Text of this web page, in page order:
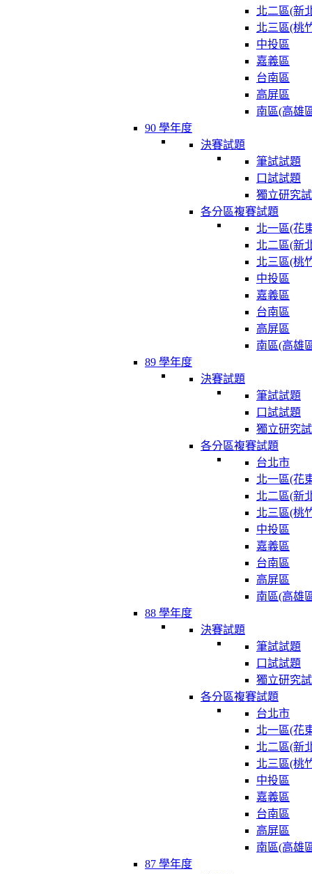
北二區(新
北三區(桃
中投區
嘉義區
台南區
高屏區
南區(高雄
90 學年度
決賽試題
筆試試題
口試試題
獨立研究
各分區複賽試題
北一區(花
北二區(新
北三區(桃
中投區
嘉義區
台南區
高屏區
南區(高雄
89 學年度
決賽試題
筆試試題
口試試題
獨立研究
各分區複賽試題
台北市
北一區(花
北二區(新
北三區(桃
中投區
嘉義區
台南區
高屏區
南區(高雄
88 學年度
決賽試題
筆試試題
口試試題
獨立研究
各分區複賽試題
台北市
北一區(花
北二區(新
北三區(桃
中投區
嘉義區
台南區
高屏區
南區(高雄
87 學年度